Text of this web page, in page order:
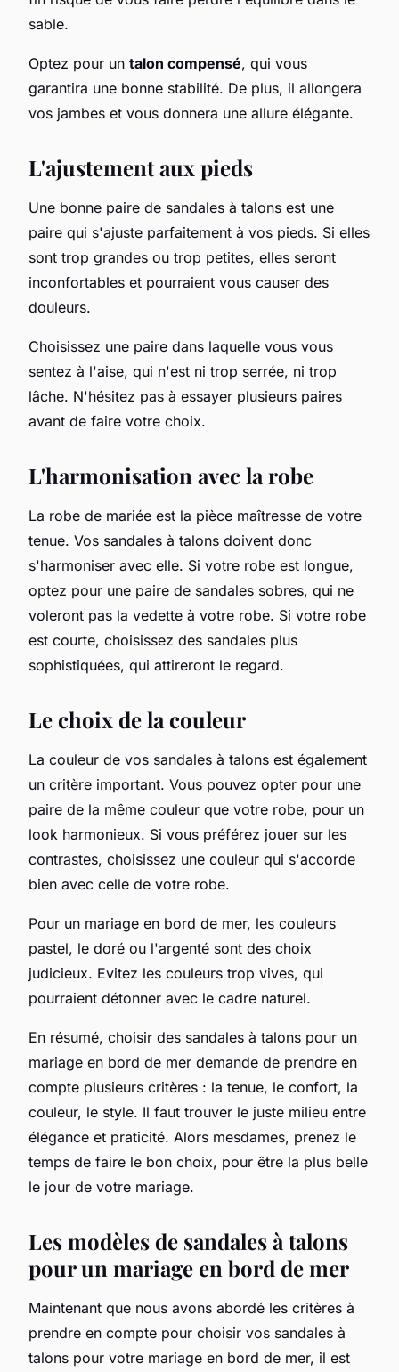
sable.
Optez pour un talon compensé, qui vous
garantira une bonne stabilité. De plus, il allongera
vos jambes et vous donnera une allure élégante.
L'ajustement aux pieds
Une bonne paire de sandales à talons est une
paire qui s'ajuste parfaitement à vos pieds. Si elles
sont trop grandes ou trop petites, elles seront
inconfortables et pourraient vous causer des
douleurs.
Choisissez une paire dans laquelle vous vous
sentez à l'aise, qui n'est ni trop serrée, ni trop
lâche. N'hésitez pas à essayer plusieurs paires
avant de faire votre choix.
L'harmonisation avec la robe
La robe de mariée est la pièce maîtresse de votre
tenue. Vos sandales à talons doivent donc
s'harmoniser avec elle. Si votre robe est longue,
optez pour une paire de sandales sobres, qui ne
voleront pas la vedette à votre robe. Si votre robe
est courte, choisissez des sandales plus
sophistiquées, qui attireront le regard.
Le choix de la couleur
La couleur de vos sandales à talons est également
un critère important. Vous pouvez opter pour une
paire de la même couleur que votre robe, pour un
look harmonieux. Si vous préférez jouer sur les
contrastes, choisissez une couleur qui s'accorde
bien avec celle de votre robe.
Pour un mariage en bord de mer, les couleurs
pastel, le doré ou l'argenté sont des choix
judicieux. Evitez les couleurs trop vives, qui
pourraient détonner avec le cadre naturel.
En résumé, choisir des sandales à talons pour un
mariage en bord de mer demande de prendre en
compte plusieurs critères : la tenue, le confort, la
couleur, le style. Il faut trouver le juste milieu entre
élégance et praticité. Alors mesdames, prenez le
temps de faire le bon choix, pour être la plus belle
le jour de votre mariage.
Les modèles de sandales à talons
pour un mariage en bord de mer
Maintenant que nous avons abordé les critères à
prendre en compte pour choisir vos sandales à
talons pour votre mariage en bord de mer, il est